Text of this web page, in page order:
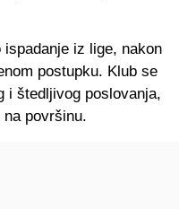
iz lige, nakon
postupku. Klub se
i štedljivog poslovanja,
površinu.